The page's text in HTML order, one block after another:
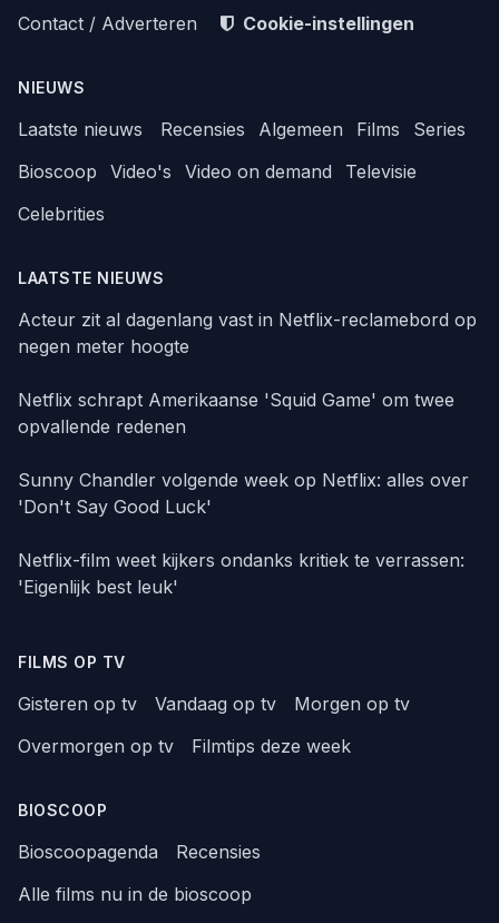
Contact / Adverteren Cookie-instellingen
NIEUWS
Laatste nieuws Recensies Algemeen Films
Series
Bioscoop
Video's Video on demand
Televisie
Celebrities
LAATSTE NIEUWS
Acteur zit al dagenlang vast in Netflix-reclamebord op
negen meter hoogte
Netflix schrapt Amerikaanse 'Squid Game' om twee
opvallende redenen
Sunny Chandler volgende week op Netflix: alles over
'Don't Say Good Luck'
Netflix-film weet kijkers ondanks kritiek te verrassen:
'Eigenlijk best leuk'
FILMS OP TV
Gisteren op tv Vandaag op tv
Morgen op tv
Overmorgen op tv
Filmtips deze week
BIOSCOOP
Bioscoopagenda
Recensies
Alle films nu in de bioscoop